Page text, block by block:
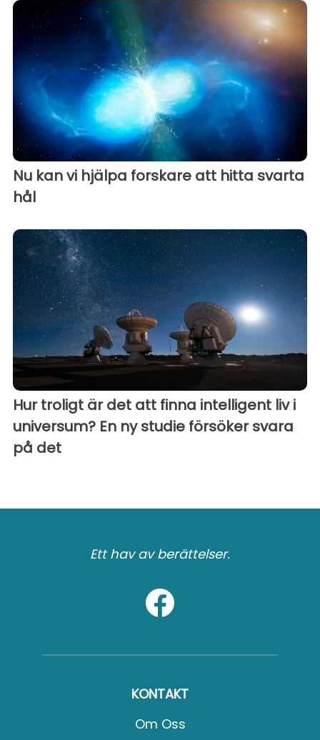
Nu kan vi hjälpa forskare att hitta svarta
hål
Hur troligt är det att finna intelligent liv i
universum? En ny studie försöker svara
på det
Ett hav av berättelser.
KONTAKT
Om Oss